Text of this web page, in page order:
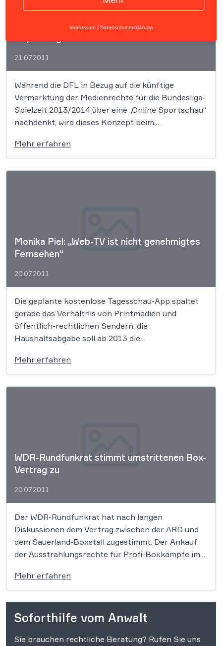
21.07.2011
Während die DFL in Bezug auf die künftige
Vermarktung der Medienrechte für die Bundesliga-
Spielzeit 2013/2014 über eine „Online Sportschau“
nachdenkt, wird dieses Konzept beim
24. Juli 2011 sind die Spiele der Bayern-Liga als
Internet-Sportschau zu sehen.
Mehr erfahren
Monika Piel: „Web-TV ist nicht genehmigtes
Fernsehen“
20.07.2011
Die geplante kostenlose Tagesschau-App spaltet
gerade das Verhältnis von Printmedien und
öffentlich-rechtlichen Sendern, die
Haushaltsabgabe soll ab 2013 die
von Thomas Gottschalk zur ARD soll neue
Quotenerfolge erzielen. Nach einem halben Jahr
im Amt sprach die ARD-Vorsitzende Monika Piel
Mehr erfahren
WDR-Rundfunkrat stimmt umstrittenen Box-
Vertrag zu
20.07.2011
Der WDR-Rundfunkrat hat nach langen
Diskussionen dem Vertrag zwischen der ARD und
dem Sauerland-Boxstall zugestimmt. Der Ankauf
der Ausstrahlungsrechte für Profi-Boxkämpfe im
umstritten. Die ARD hatte ursprünglich geschätzte
54 Millionen Euro für einen Dreijahresvertrag mit
dem Promotor Sauerland ausgeben wollen. Das
Gremium hat zwar […]
Mehr erfahren
Soforthilfe vom Anwalt
Sie brauchen rechtliche Beratung? Rufen Sie uns
Impressum Datenschutzerklärung